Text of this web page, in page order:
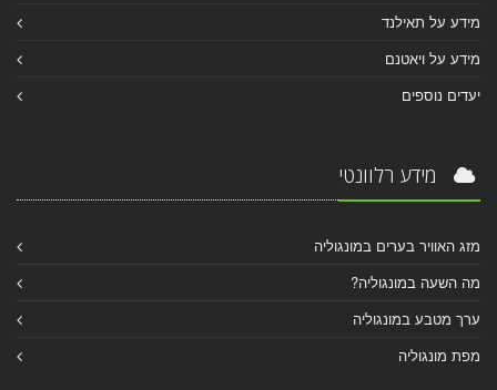
מידע על תאילנד
מידע על ויאטנם
יעדים נוספים
מידע רלוונטי
מזג האוויר בערים במונגוליה
מה השעה במונגוליה?
ערך מטבע במונגוליה
מפת מונגוליה